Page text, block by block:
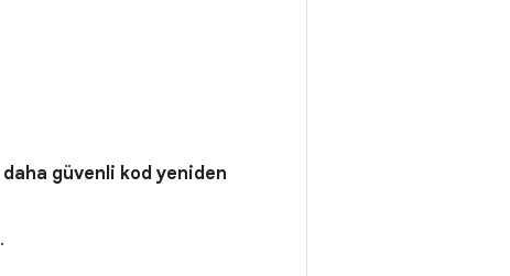
daha güvenli kod yeniden
.